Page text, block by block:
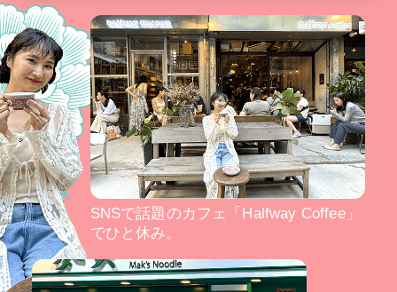
SNSで話題のカフェ「Halfway Coffee」
でひと休み。